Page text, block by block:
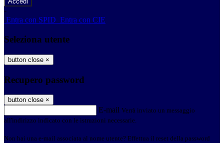
-
Entra con SPID Entra con CIE
Seleziona utente
button close ×
Recupero password
button close ×
E-mail Verrà inviato un messaggio
all'indirizzo indicato con le istruzioni necessarie.
Non hai una e-mail associata al nome utente? Effettua il reset della password